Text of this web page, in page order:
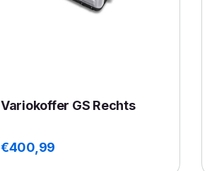
Variokoffer GS Rechts
€400,99